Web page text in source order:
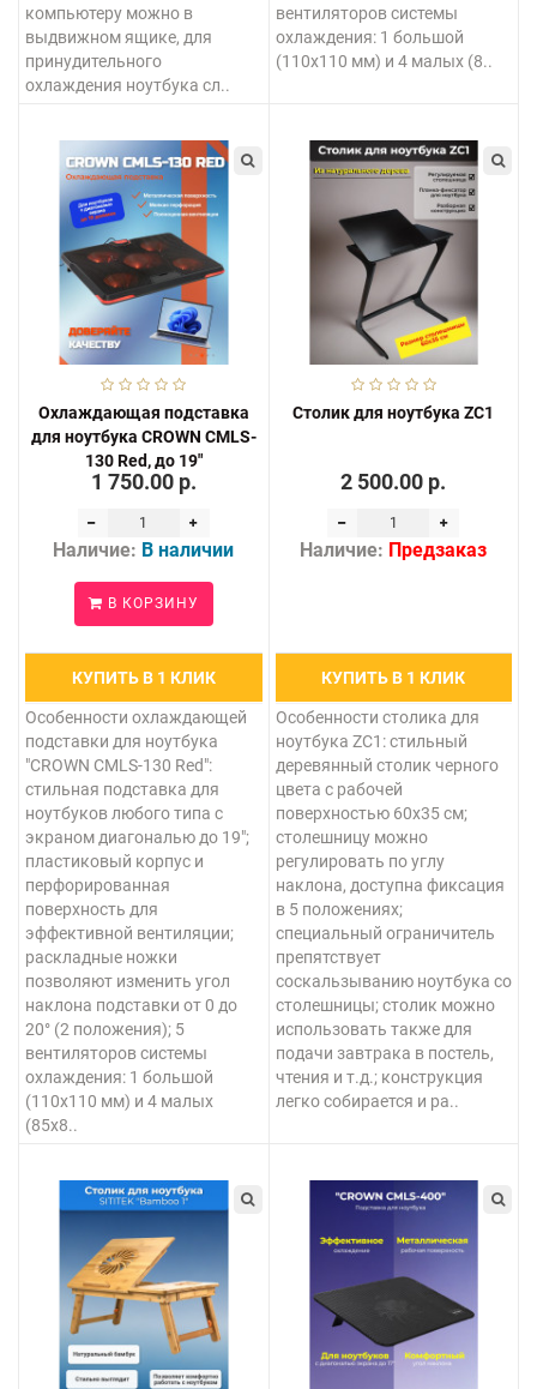
компьютеру можно в
выдвижном ящике, для
принудительного
охлаждения ноутбука сл..
вентиляторов системы
охлаждения: 1 большой
(110х110 мм) и 4 малых (8..
Охлаждающая подставка
для ноутбука CROWN CMLS-
130 Red, до 19"
1 750.00 р.
Наличие: В наличии
В КОРЗИНУ
КУПИТЬ В 1 КЛИК
Особенности охлаждающей
подставки для ноутбука
"CROWN CMLS-130 Red":
стильная подставка для
ноутбуков любого типа с
экраном диагональю до 19";
пластиковый корпус и
перфорированная
поверхность для
эффективной вентиляции;
раскладные ножки
позволяют изменить угол
наклона подставки от 0 до
20° (2 положения); 5
вентиляторов системы
охлаждения: 1 большой
(110х110 мм) и 4 малых
(85х8..
Столик для ноутбука ZC1
2 500.00 р.
Наличие: Предзаказ
КУПИТЬ В 1 КЛИК
Особенности столика для
ноутбука ZC1: стильный
деревянный столик черного
цвета с рабочей
поверхностью 60х35 см;
столешницу можно
регулировать по углу
наклона, доступна фиксация
в 5 положениях;
специальный ограничитель
препятствует
соскальзыванию ноутбука со
столешницы; столик можно
использовать также для
подачи завтрака в постель,
чтения и т.д.; конструкция
легко собирается и ра..